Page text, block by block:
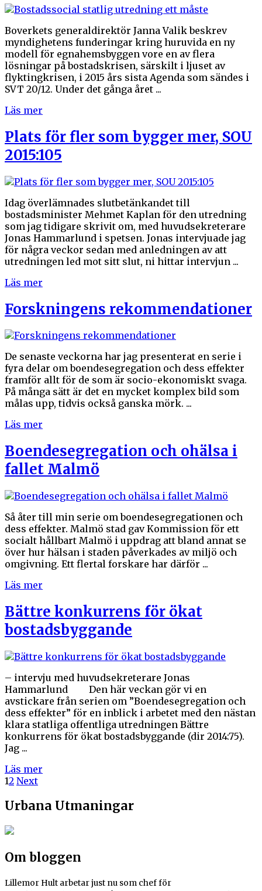
Boverkets generaldirektör Janna Valik beskrev
myndighetens funderingar kring huruvida en ny
modell för egnahemsbyggen vore en av flera
lösningar på bostadskrisen, särskilt i ljuset av
flyktingkrisen, i 2015 års sista Agenda som sändes i
SVT 20/12. Under det gånga året ...
Läs mer
Plats för fler som bygger mer, SOU
2015:105
Idag överlämnades slutbetänkandet till
bostadsminister Mehmet Kaplan för den utredning
som jag tidigare skrivit om, med huvudsekreterare
Jonas Hammarlund i spetsen. Jonas intervjuade jag
för några veckor sedan med anledningen av att
utredningen led mot sitt slut, ni hittar intervjun ...
Läs mer
Forskningens rekommendationer
De senaste veckorna har jag presenterat en serie i
fyra delar om boendesegregation och dess effekter
framför allt för de som är socio-ekonomiskt svaga.
På många sätt är det en mycket komplex bild som
målas upp, tidvis också ganska mörk. ...
Läs mer
Boendesegregation och ohälsa i
fallet Malmö
Så åter till min serie om boendesegregationen och
dess effekter. Malmö stad gav Kommission för ett
socialt hållbart Malmö i uppdrag att bland annat se
över hur hälsan i staden påverkades av miljö och
omgivning. Ett flertal forskare har därför ...
Läs mer
Bättre konkurrens för ökat
bostadsbyggande
– intervju med huvudsekreterare Jonas
Hammarlund Den här veckan gör vi en
avstickare från serien om ”Boendesegregation och
dess effekter” för en inblick i arbetet med den nästan
klara statliga offentliga utredningen Bättre
konkurrens för ökat bostadsbyggande (dir 2014:75).
Jag ...
Läs mer
12 Next
Urbana Utmaningar
Om bloggen
Lillemor Hult arbetar just nu som chef för